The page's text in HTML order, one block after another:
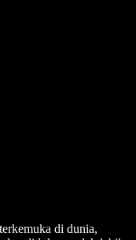
terkemuka di dunia,